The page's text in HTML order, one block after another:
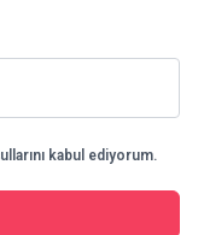
kabul ediyorum.